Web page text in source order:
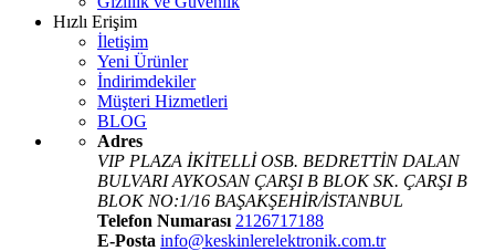
Hızlı Erişim
İletişim
Yeni Ürünler
İndirimdekiler
Müşteri Hizmetleri
BLOG
Adres
VIP PLAZA İKİTELLİ OSB. BEDRETTİN DALAN
BULVARI AYKOSAN ÇARŞI B BLOK SK. ÇARŞI B
BLOK NO:1/16 BAŞAKŞEHİR/İSTANBUL
Telefon Numarası 2126717188
E-Posta info@keskinlerelektronik.com.tr